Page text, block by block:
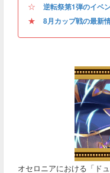
☆ 逆転祭第1弾のイベ
★ 8月カップ戦の最新
オセロニアにおける「ド